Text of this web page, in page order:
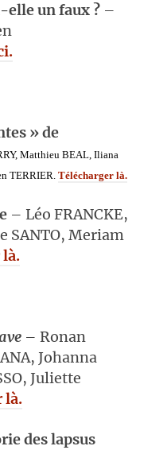
elle un faux ? –
» de
Matthieu BEAL, Iliana
TERRIER. Télécharger là.
– Léo FRANCKE,
SANTO, Meriam
– Ronan
Johanna
Juliette
là.
des lapsus